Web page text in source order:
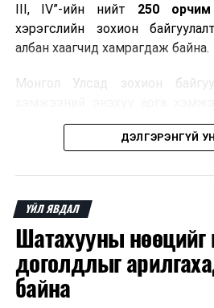
III, IV”-ийн нийт 250
хэрэгслийн зохион
албан хаагчид хамрагдаж байна.
Монгол Улсад зохион
зочид, төлөөлөгчдөд
мэргэжлийн түвшинд
зохион байгуулалтын онцлог,
ангилал, үйлчилгээний
хариуцлага, сахилга бат,
мэргэжлийн харилцааны
өгчээ.
ДЭЛГЭРЭНГҮЙ
ҮЙЛ ЯВДАЛ
Шатахууны нөөцийг
доголдлыг
байна